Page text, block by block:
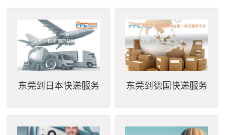
东莞到日本快递服务 东莞到德国快递服务